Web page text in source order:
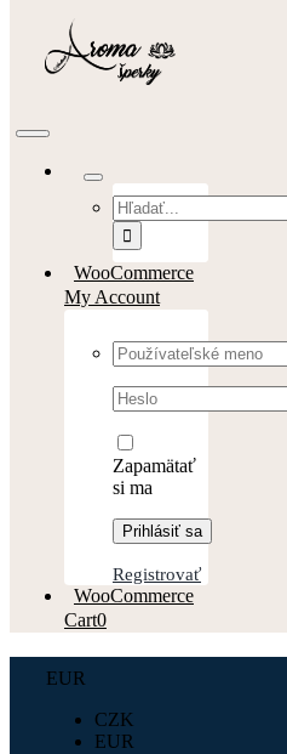
Toggle
Hľadať:
WooCommerce
My Account
Username:
Password:
Zapamätať
si ma
Registrovať
WooCommerce
Cart0
EUR
CZK
EUR